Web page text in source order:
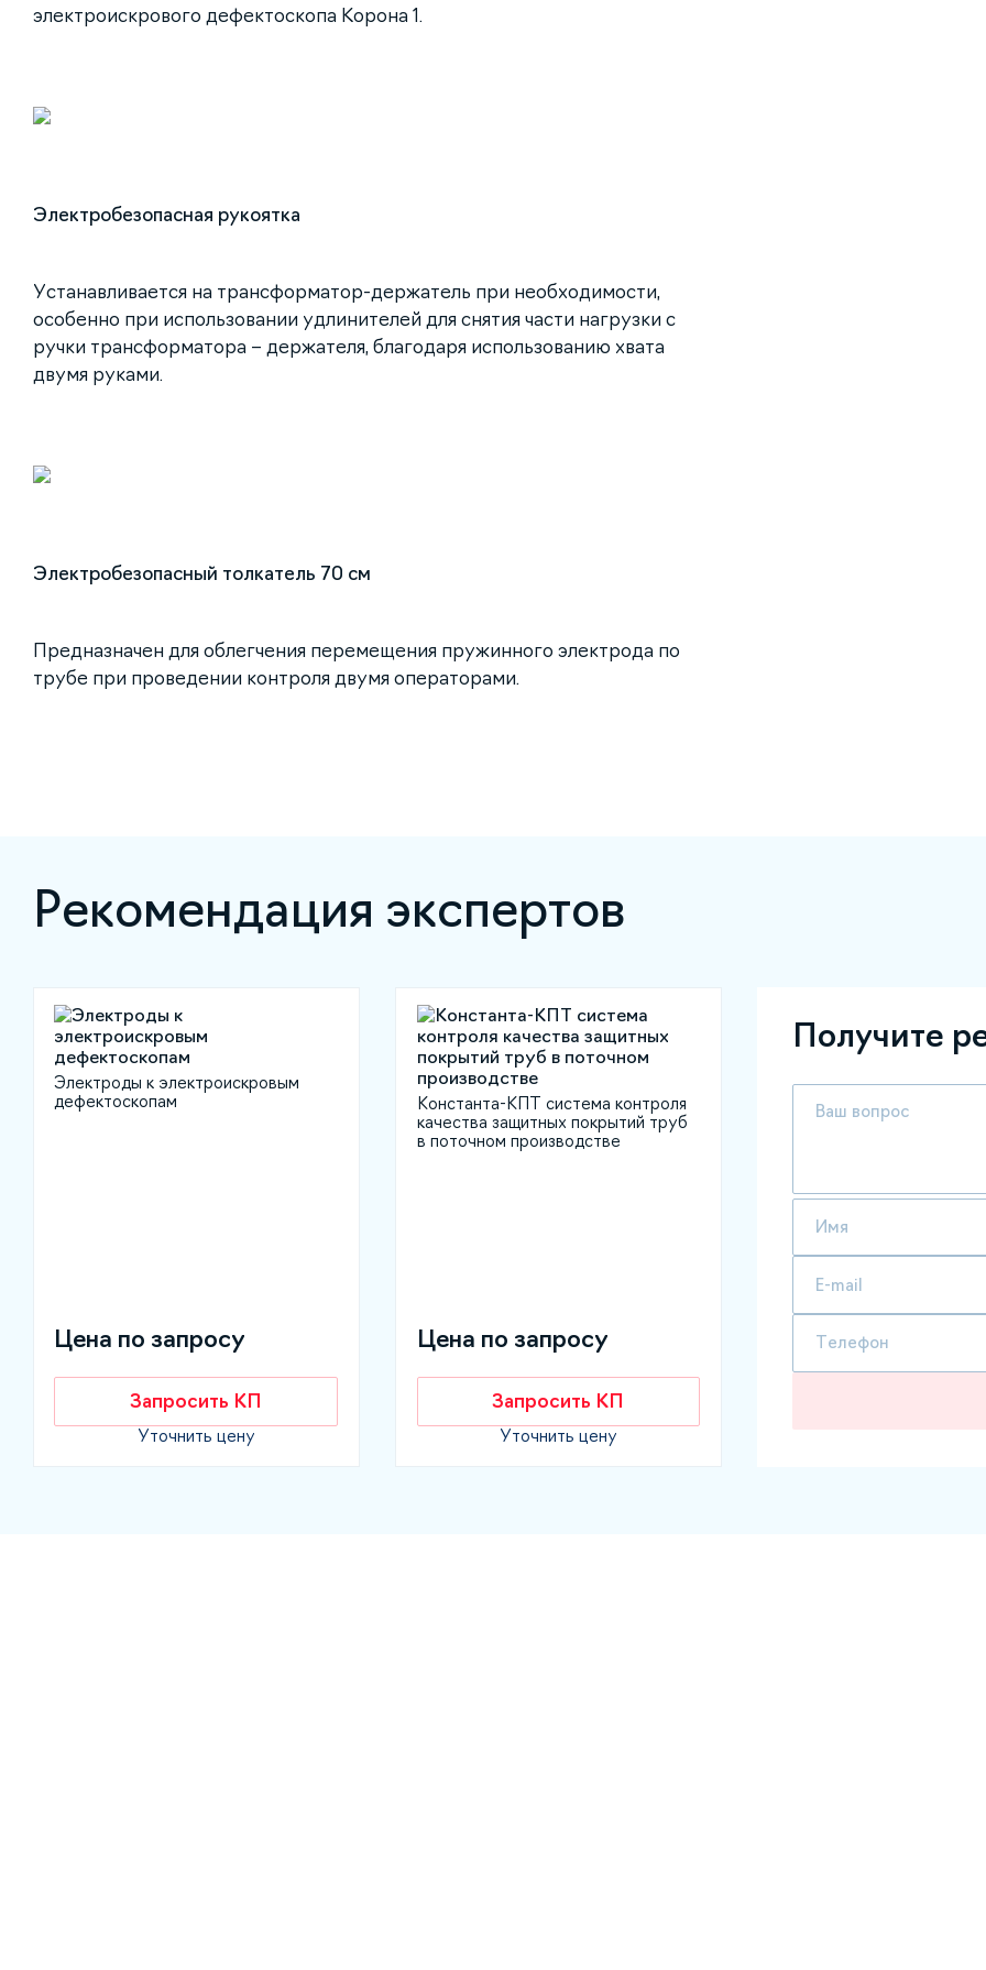
электроискрового дефектоскопа Корона 1.
Электробезопасная рукоятка
Устанавливается на трансформатор-держатель при необходимости,
особенно при использовании удлинителей для снятия части нагрузки с
ручки трансформатора – держателя, благодаря использованию хвата
двумя руками.
Электробезопасный толкатель 70 см
Предназначен для облегчения перемещения пружинного электрода по
трубе при проведении контроля двумя операторами.
Рекомендация экспертов
Электроды к электроискровым
дефектоскопам
Цена по запросу
Запросить КП
Уточнить цену
Константа-КПТ система контроля
качества защитных покрытий труб
в поточном производстве
Цена по запросу
Запросить КП
Уточнить цену
Получите